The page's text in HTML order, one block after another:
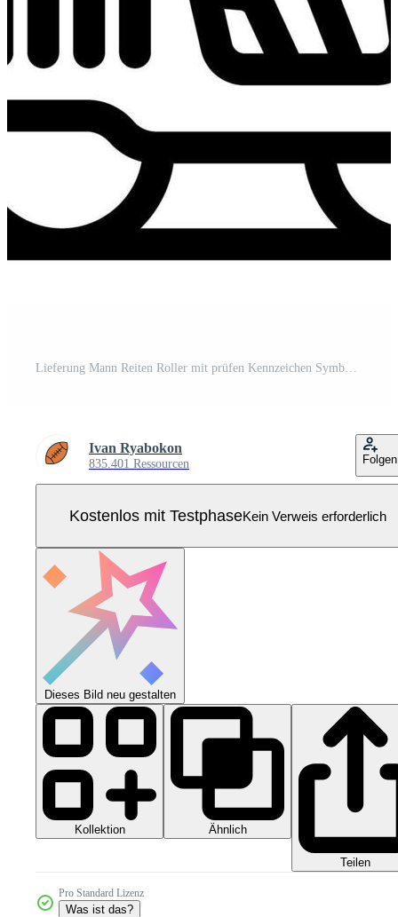
Lieferung Mann Reiten Roller mit prüfen Kennzeichen Symbol, schnell und zuverlässig Paket Lieferung Bedienung Pro Vektor
Ivan Ryabokon
835.401 Ressourcen Folgen
Kostenlos mit TestphaseKein Verweis erforderlich
Dieses Bild neu gestalten
Kollektion Ähnlich
Teilen
Pro Standard Lizenz
Was ist das?